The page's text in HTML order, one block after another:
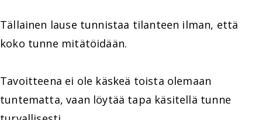
Tällainen lause tunnistaa tilanteen ilman, että
koko tunne mitätöidään.
Tavoitteena ei ole käskeä toista olemaan
tuntematta, vaan löytää tapa käsitellä tunne